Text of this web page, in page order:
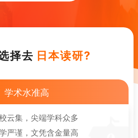
择去 日本读研?
学术水准高
云集，尖端学科众多
严谨，文凭含金量高